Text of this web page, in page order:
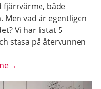
fjärrvärme, både
Men vad är egentligen
Vi har listat 5
stasa på återvunnen